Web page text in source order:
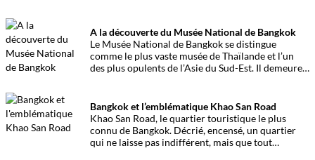
quartier bien singulier, celui des ferrailleurs, le
quartier Sieng Kong.
A la découverte du Musée National de Bangkok
Le Musée National de Bangkok se distingue
comme le plus vaste musée de Thaïlande et l’un
des plus opulents de l’Asie du Sud-Est. Il demeure
richesse de la culture thaïlandaise.
Bangkok et l’emblématique Khao San Road
Khao San Road, le quartier touristique le plus
connu de Bangkok. Décrié, encensé, un quartier
qui ne laisse pas indifférent, mais que tout